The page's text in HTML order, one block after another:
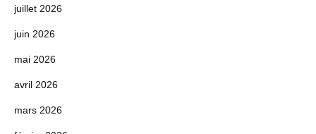
juillet 2026
juin 2026
mai 2026
avril 2026
mars 2026